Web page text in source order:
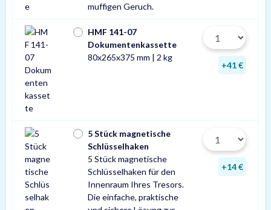
muffigen Geruch.
HMF 141-07
Dokumentenkassette
80x265x375 mm | 2 kg
+41 €
5 Stück magnetische
Schlüsselhaken
5 Stück magnetische
Schlüsselhaken für den
Innenraum Ihres Tresors.
Die einfache, praktische
+14 €